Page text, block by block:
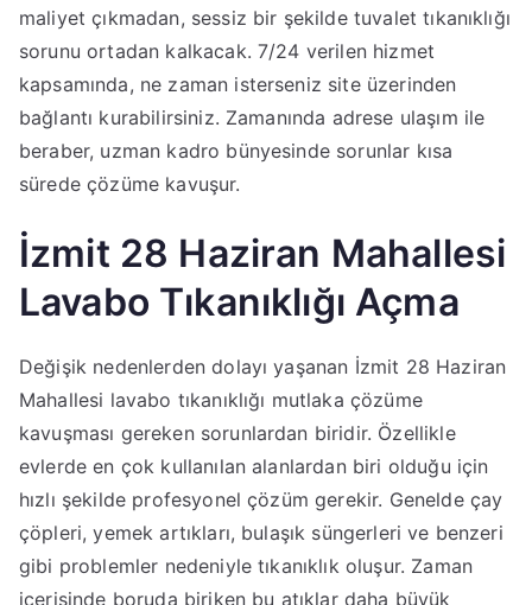
maliyet çıkmadan, sessiz bir şekilde tuvalet tıkanıklığı
sorunu ortadan kalkacak. 7/24 verilen hizmet
kapsamında, ne zaman isterseniz site üzerinden
bağlantı kurabilirsiniz. Zamanında adrese ulaşım ile
beraber, uzman kadro bünyesinde sorunlar kısa
sürede çözüme kavuşur.
İzmit 28 Haziran Mahallesi
Lavabo Tıkanıklığı Açma
Değişik nedenlerden dolayı yaşanan İzmit 28 Haziran
Mahallesi lavabo tıkanıklığı mutlaka çözüme
kavuşması gereken sorunlardan biridir. Özellikle
evlerde en çok kullanılan alanlardan biri olduğu için
hızlı şekilde profesyonel çözüm gerekir. Genelde çay
çöpleri, yemek artıkları, bulaşık süngerleri ve benzeri
gibi problemler nedeniyle tıkanıklık oluşur. Zaman
içerisinde boruda biriken bu atıklar daha büyük